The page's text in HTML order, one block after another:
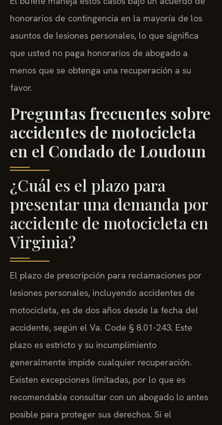
honorarios de contingencia en la mayoría de los
asuntos de lesiones personales, lo que significa
que usted no paga honorarios de abogado a
menos que se obtenga una recuperación a su
favor.
Preguntas frecuentes sobre
accidentes de motocicleta
en el Condado de Loudoun
¿Cuál es el plazo para
presentar una demanda por
accidente de motocicleta en
Virginia?
El plazo de prescripción para reclamaciones por
lesiones personales, incluyendo accidentes de
motocicleta, es de dos años desde la fecha del
accidente, según el Va. Code § 8.01-243. Este
plazo es estricto y su incumplimiento
generalmente impide cualquier recuperación.
Existen excepciones limitadas, por lo que es
recomendable consultar con un abogado lo antes
posible para proteger sus derechos. Si el